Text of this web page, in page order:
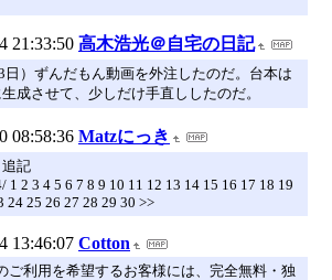
21:33:50 高木浩光＠自宅の日記
日）ずんだもん動画を外注したのだ。台本は
成させて、少しだけ手直ししたのだ。
08:58:36 Matzにっき
記
1 2 3 4 5 6 7 8 9 10 11 12 13 14 15 16 17 18 19
24 25 26 27 28 29 30 >>
13:46:07 Cotton
ご利用を希望するお客様には、完全無料・独